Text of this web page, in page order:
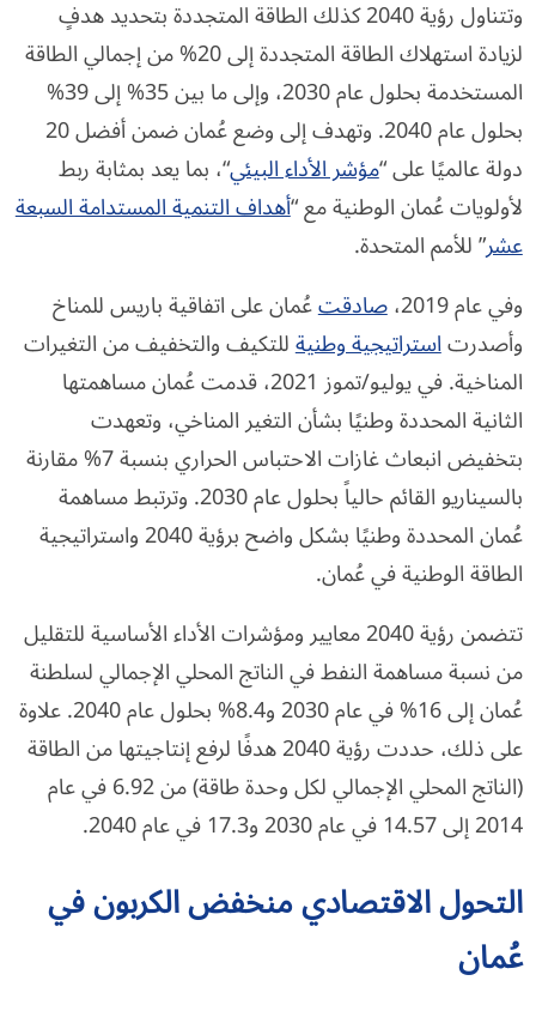
وتتناول رؤية 2040 كذلك الطاقة المتجددة بتحديد هدفٍ
لزيادة استهلاك الطاقة المتجددة إلى 20% من إجمالي الطاقة
المستخدمة بحلول عام 2030، وإلى ما بين 35% إلى 39%
بحلول عام 2040. وتهدف إلى وضع عُمان ضمن أفضل 20
دولة عالميًا على “مؤشر الأداء البيئي“، بما يعد بمثابة ربط
لأولويات عُمان الوطنية مع “أهداف التنمية المستدامة السبعة
عشر” للأمم المتحدة.
وفي عام 2019،
صادقتعُمان على اتفاقية باريس للمناخ
وأصدرتاستراتيجية وطنيةللتكيف والتخفيف من التغيرات
المناخية. في يوليو/تموز 2021، قدمت عُمان مساهمتها
الثانية المحددة وطنيًا بشأن التغير المناخي، وتعهدت
بتخفيض انبعاث غازات الاحتباس الحراري بنسبة 7% مقارنة
بالسيناريو القائم حالياً بحلول عام 2030. وترتبط مساهمة
عُمان المحددة وطنيًا بشكل واضح برؤية 2040 واستراتيجية
الطاقة الوطنية في عُمان.
تتضمن رؤية 2040 معايير ومؤشرات الأداء الأساسية للتقليل
من نسبة مساهمة النفط في الناتج المحلي الإجمالي لسلطنة
عُمان إلى 16% في عام 2030 و8.4% بحلول عام 2040. علاوة
على ذلك، حددت رؤية 2040 هدفًا لرفع إنتاجيتها من الطاقة
(الناتج المحلي الإجمالي لكل وحدة طاقة) من 6.92 في عام
2014 إلى 14.57 في عام 2030 و17.3 في عام 2040.
التحول الاقتصادي منخفض الكربون في
عُمان